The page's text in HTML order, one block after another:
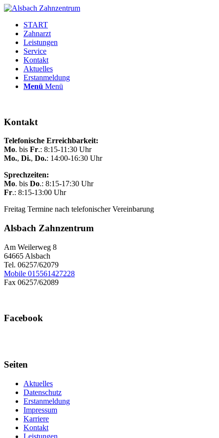
START
Zahnarzt
Leistungen
Service
Kontakt
Aktuelles
Erstanmeldung
Menü Menü
Kontakt
Telefonische Erreichbarkeit:
Mo. bis Fr.: 8:15-11:30 Uhr
Mo., Di., Do.: 14:00-16:30 Uhr
Sprechzeiten:
Mo. bis Do.: 8:15-17:30 Uhr
Fr.: 8:15-13:00 Uhr
Freitag Termine nach telefonischer Vereinbarung
Alsbach Zahnzentrum
Am Weilerweg 8
64665 Alsbach
Tel. 06257/62079
Mobile 015561427228
Fax 06257/62089
Facebook
Seiten
Aktuelles
Datenschutz
Erstanmeldung
Impressum
Karriere
Kontakt
Leistungen